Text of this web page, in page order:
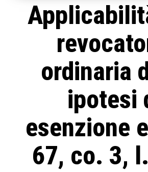
ordinaria
ipotesi
esenzione
67, co. 3,